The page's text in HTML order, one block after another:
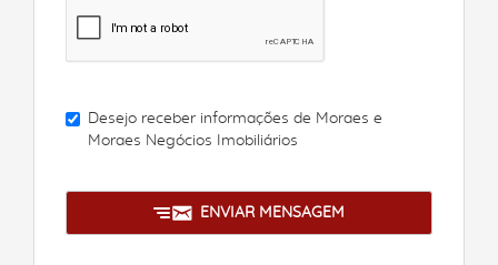
Desejo receber informações de Moraes e
Moraes Negócios Imobiliários
ENVIAR MENSAGEM